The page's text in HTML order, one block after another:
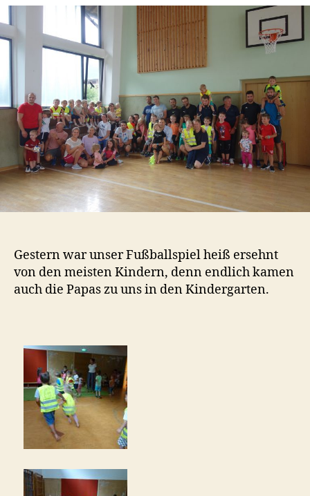
t
a
Gestern war unser Fußballspiel heiß ersehnt
von den meisten Kindern, denn endlich kamen
auch die Papas zu uns in den Kindergarten.